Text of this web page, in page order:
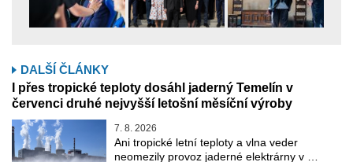
DALŠÍ ČLÁNKY
I přes tropické teploty dosáhl jaderný Temelín v
červenci druhé nejvyšší letošní měsíční výroby
7. 8. 2026
Ani tropické letní teploty a vlna veder
neomezily provoz jaderné elektrárny v …